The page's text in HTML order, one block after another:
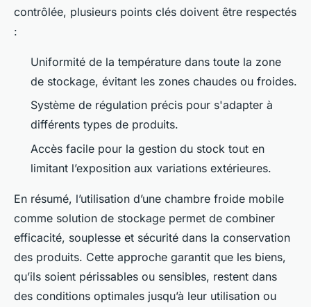
contrôlée, plusieurs points clés doivent être respectés
:
Uniformité de la température dans toute la zone
de stockage, évitant les zones chaudes ou froides.
Système de régulation précis pour s'adapter à
différents types de produits.
Accès facile pour la gestion du stock tout en
limitant l’exposition aux variations extérieures.
En résumé, l’utilisation d’une chambre froide mobile
comme solution de stockage permet de combiner
efficacité, souplesse et sécurité dans la conservation
des produits. Cette approche garantit que les biens,
qu’ils soient périssables ou sensibles, restent dans
des conditions optimales jusqu’à leur utilisation ou